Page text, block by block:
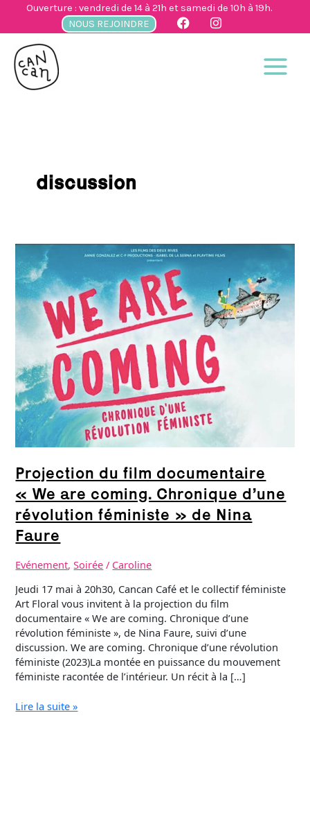
Ouverture : vendredi de 14 à 21h et samedi de 10h à 19h.
NOUS REJOINDRE
contenu
discussion
Projection du film documentaire
« We are coming. Chronique d’une
révolution féministe » de Nina
Faure
Evénement,Soirée / Caroline
Jeudi 17 mai à 20h30, Cancan Café et le collectif féministe
Art Floral vous invitent à la projection du film
documentaire « We are coming. Chronique d’une
révolution féministe », de Nina Faure, suivi d’une
discussion. We are coming. Chronique d’une révolution
féministe (2023)La montée en puissance du mouvement
féministe racontée de l’intérieur. Un récit à la […]
Projection
du
film
documentaire
« We
are
coming.
Chronique
d’une
révolution
féministe »
de
Nina
Faure
Lire la suite »